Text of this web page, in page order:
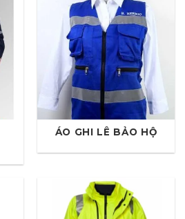
ÁO GHI LÊ BẢO HỘ